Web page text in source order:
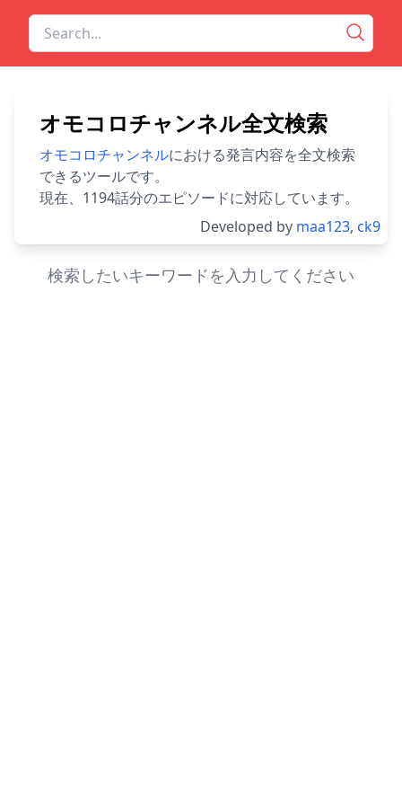
オモコロチャンネル全文検索
オモコロチャンネルにおける発言内容を全文検索
できるツールです。
現在、1194話分のエピソードに対応しています。
Developed by maa123, ck9
検索したいキーワードを入力してください